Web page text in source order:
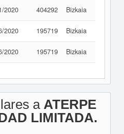
2020 404292 Bizkaia
2020 195719 Bizkaia
2020 195719 Bizkaia
a ATERPE
LIMITADA.